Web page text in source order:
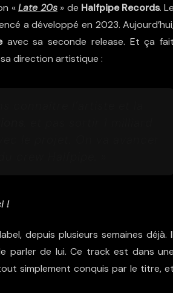
«Late 20s » de Halfpipe Records. Le
a développé en 2023.
avec sa seconde release. Et ça fait
direction artistique :
!
depuis plusieurs semaines déjà. Il
parler de lui. Ce track est dans une
simplement conquis par le titre, et